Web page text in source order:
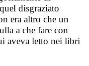
disgraziato
era altro che un
a che fare con
aveva letto nei libri